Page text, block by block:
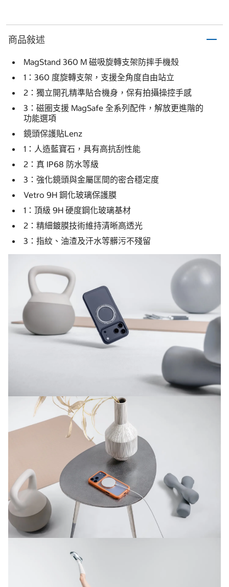
商品敍述
MagStand 360 M 磁吸旋轉支架防摔手機殼
1：360 度旋轉支架，支援全角度自由站立
2：獨立開孔精準貼合機身，保有拍攝操控手感
3：磁圈支援 MagSafe 全系列配件，解放更進階的
功能選項
鏡頭保護貼Lenz
1：人造藍寶石，具有高抗刮性能
2：真 IP68 防水等級
3：強化鏡頭與金屬匡間的密合穩定度
Vetro 9H 鋼化玻璃保護膜
1：頂級 9H 硬度鋼化玻璃基材
2：精細鍍膜技術維持清晰高透光
3：指紋、油渣及汗水等髒污不殘留